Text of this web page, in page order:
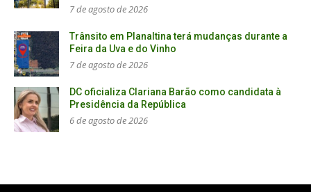
7 de agosto de 2026
Trânsito em Planaltina terá mudanças durante a
Feira da Uva e do Vinho
7 de agosto de 2026
DC oficializa Clariana Barão como candidata à
Presidência da República
6 de agosto de 2026